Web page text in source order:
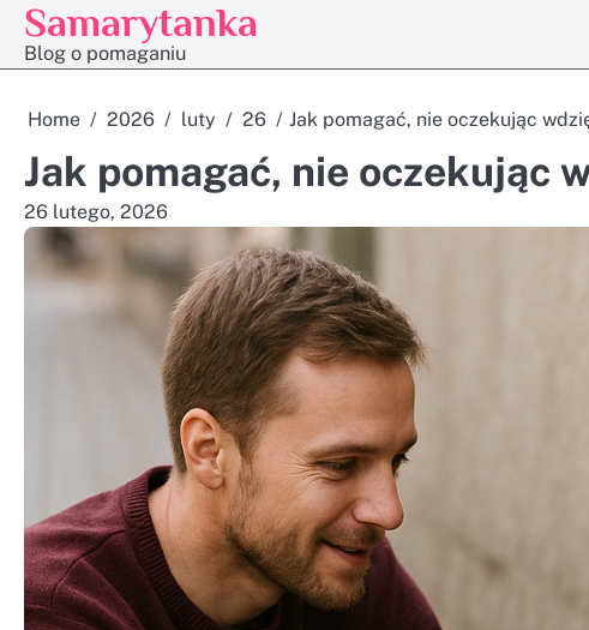
Skip
content
Samarytanka
Blog o pomaganiu
Home 2026 luty 26 Jak pomagać, nie oczekując
Jak pomagać, nie oczekując
26 lutego, 2026